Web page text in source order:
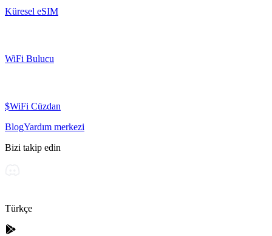
Küresel eSIM
WiFi Bulucu
$WiFi Cüzdan
BlogYardım merkezi
Bizi takip edin
Türkçe